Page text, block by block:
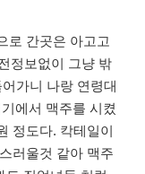
로 간곳은 아고고
정보없이 그냥 밖
가니 나랑 연령대
에서 맥주를 시켰
정도다. 칵테일이
러울것 같아 맥주